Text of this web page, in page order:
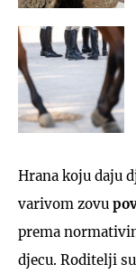
Hrana koju daju
varivom zovu
prema
djecu. Roditelji